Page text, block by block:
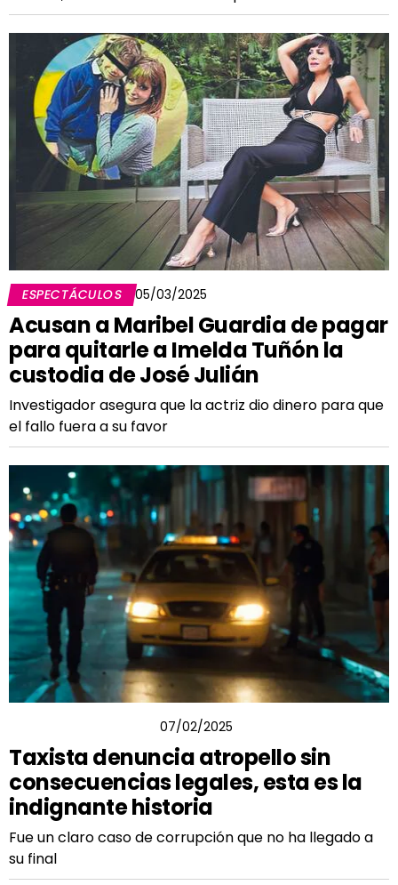
ESPECTÁCULOS 05/03/2025
Acusan a Maribel Guardia de pagar
para quitarle a Imelda Tuñón la
custodia de José Julián
Investigador asegura que la actriz dio dinero para que
el fallo fuera a su favor
07/02/2025
Taxista denuncia atropello sin
consecuencias legales, esta es la
indignante historia
Fue un claro caso de corrupción que no ha llegado a
su final